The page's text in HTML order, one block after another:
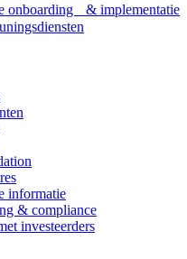
onboarding & implementatie
informatie
& compliance
investeerders